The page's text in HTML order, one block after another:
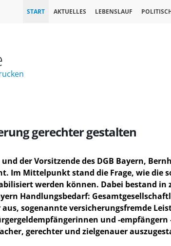
START AKTUELLES LEBENSLAUF
gerechter gestalten
der Vorsitzende des DGB Bayern,
Im Mittelpunkt stand die Frage, wie die
werden können. Dabei bestand in
Handlungsbedarf:
sogenannte versicherungsfremde
und -
gerechter und zielgenauer